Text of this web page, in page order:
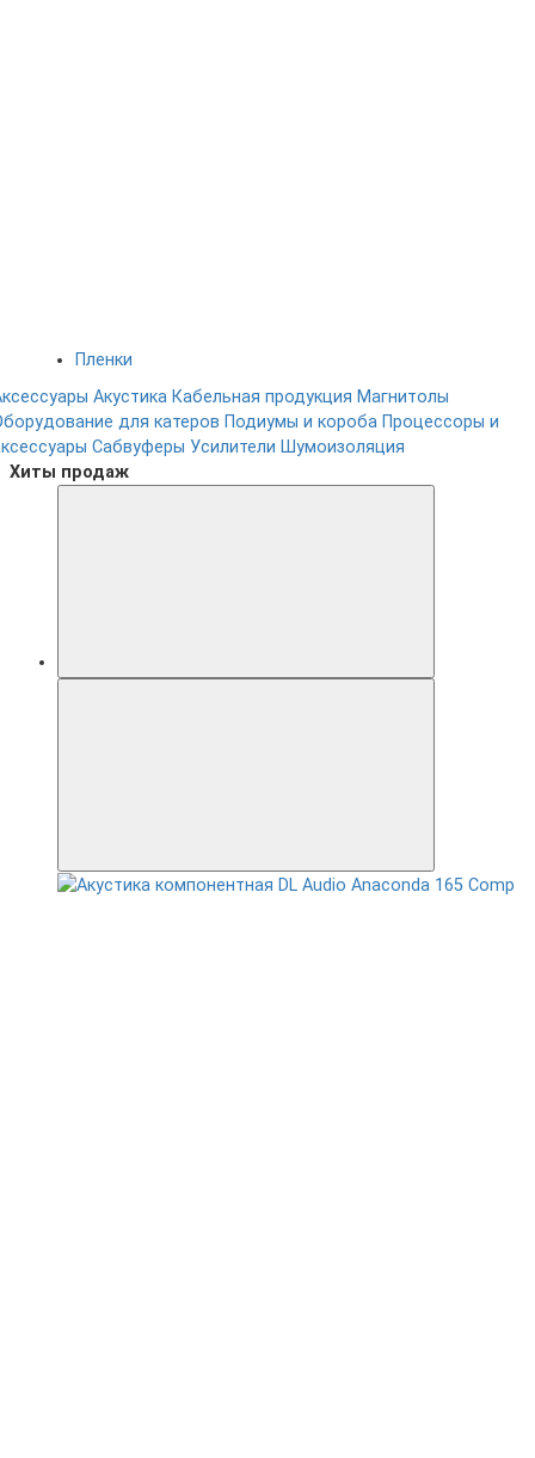
Пленки
Акустика Кабельная продукция Магнитолы
для катеров Подиумы и короба Процессоры и
Сабвуферы Усилители Шумоизоляция
Хиты продаж